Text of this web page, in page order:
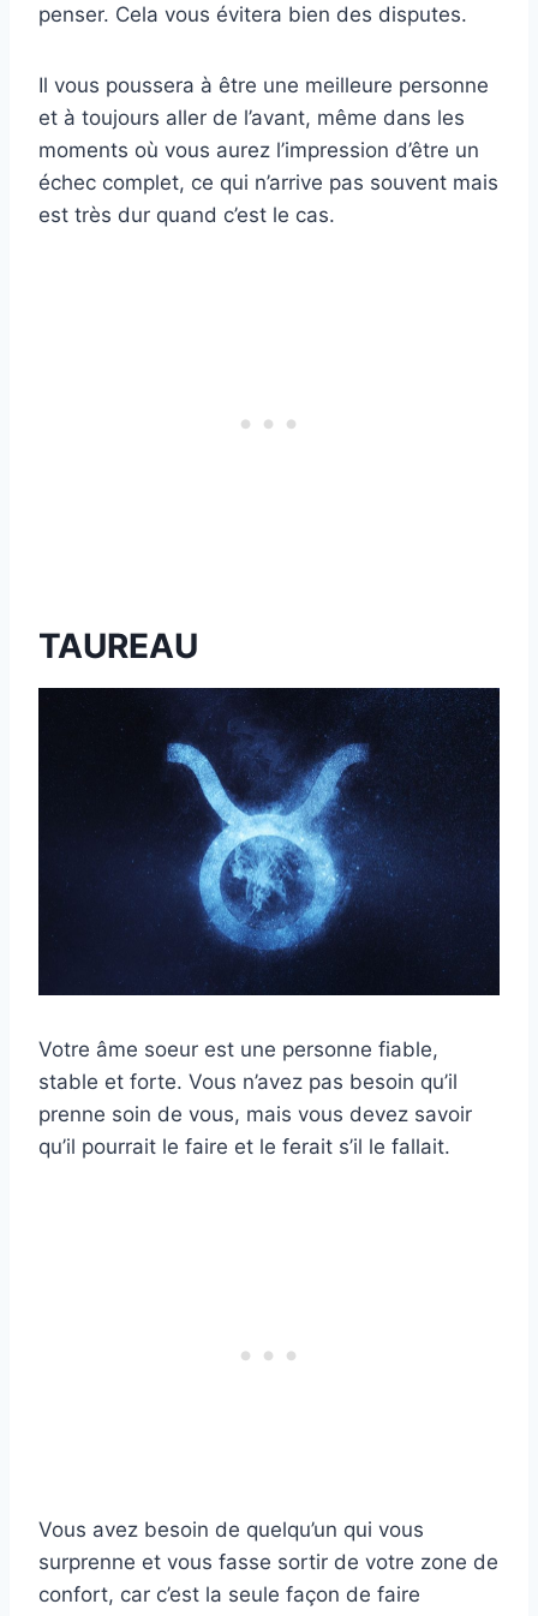
penser. Cela vous évitera bien des disputes.
Il vous poussera à être une meilleure personne
et à toujours aller de l’avant, même dans les
moments où vous aurez l’impression d’être un
échec complet, ce qui n’arrive pas souvent mais
est très dur quand c’est le cas.
TAUREAU
Votre âme soeur est une personne fiable,
stable et forte. Vous n’avez pas besoin qu’il
prenne soin de vous, mais vous devez savoir
qu’il pourrait le faire et le ferait s’il le fallait.
Vous avez besoin de quelqu’un qui vous
surprenne et vous fasse sortir de votre zone de
confort, car c’est la seule façon de faire